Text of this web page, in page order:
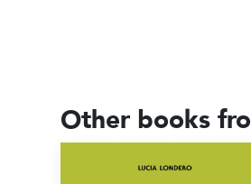
Other books